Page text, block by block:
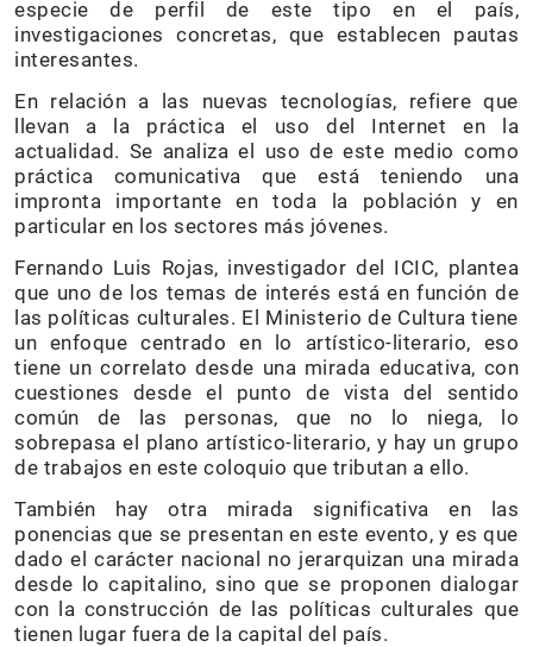
especie de perfil de este tipo en el país,
investigaciones concretas, que establecen pautas
interesantes.
En relación a las nuevas tecnologías, refiere que
llevan a la práctica el uso del Internet en la
actualidad. Se analiza el uso de este medio como
práctica comunicativa que está teniendo una
impronta importante en toda la población y en
particular en los sectores más jóvenes.
Fernando Luis Rojas, investigador del ICIC, plantea
que uno de los temas de interés está en función de
las políticas culturales. El Ministerio de Cultura tiene
un enfoque centrado en lo artístico-literario, eso
tiene un correlato desde una mirada educativa, con
cuestiones desde el punto de vista del sentido
común de las personas, que no lo niega, lo
sobrepasa el plano artístico-literario, y hay un grupo
de trabajos en este coloquio que tributan a ello.
También hay otra mirada significativa en las
ponencias que se presentan en este evento, y es que
dado el carácter nacional no jerarquizan una mirada
desde lo capitalino, sino que se proponen dialogar
con la construcción de las políticas culturales que
tienen lugar fuera de la capital del país.